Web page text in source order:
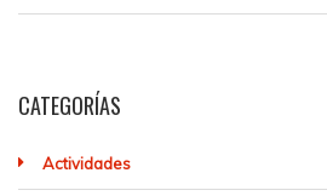
CATEGORÍAS
Actividades